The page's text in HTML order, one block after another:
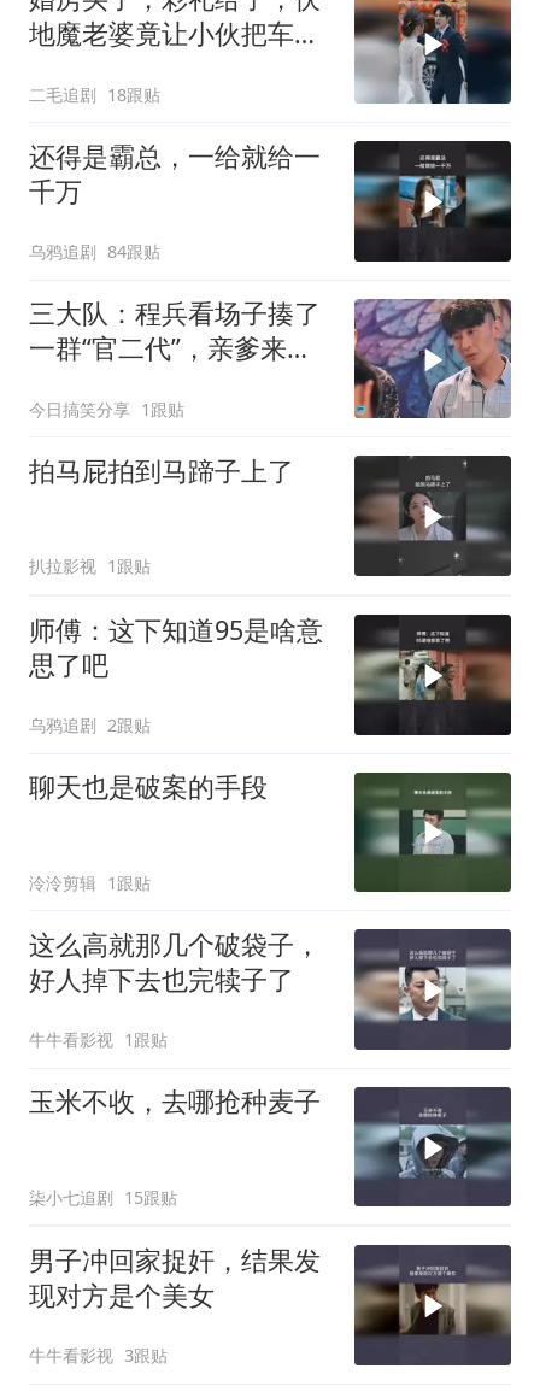
地魔老婆竟让小伙把车送
二毛追剧 18跟贴
还得是霸总，一给就给一
千万
乌鸦追剧 84跟贴
三大队：程兵看场子揍了
一群“官二代”，亲爹来捞
今日搞笑分享 1跟贴
拍马屁拍到马蹄子上了
扒拉影视 1跟贴
师傅：这下知道95是啥意
思了吧
乌鸦追剧 2跟贴
聊天也是破案的手段
泠泠剪辑 1跟贴
这么高就那几个破袋子，
好人掉下去也完犊子了
牛牛看影视 1跟贴
玉米不收，去哪抢种麦子
柒小七追剧 15跟贴
男子冲回家捉奸，结果发
现对方是个美女
牛牛看影视 3跟贴